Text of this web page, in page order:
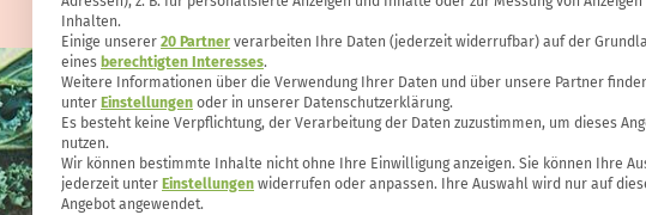
Inhalten.
Einige unserer 20 Partner verarbeiten Ihre Daten (jederzeit widerrufbar) auf der
eines berechtigten Interesses.
Weitere Informationen über die Verwendung Ihrer Daten und über unsere Partner
unter Einstellungen oder in unserer Datenschutzerklärung.
Es besteht keine Verpflichtung, der Verarbeitung der Daten zuzustimmen, um dieses
nutzen.
Wir können bestimmte Inhalte nicht ohne Ihre Einwilligung anzeigen. Sie können Ihre
jederzeit unter Einstellungen widerrufen oder anpassen. Ihre Auswahl wird nur auf
Angebot angewendet.